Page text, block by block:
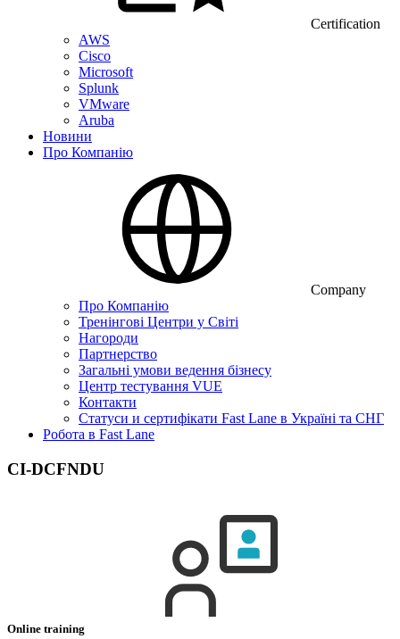
Certification
AWS
Cisco
Microsoft
Splunk
VMware
Aruba
Новини
Про Компанію
Company
Про Компанію
Тренінгові Центри у Світі
Нагороди
Партнерство
Загальні умови ведення бізнесу
Центр тестування VUE
Контакти
Статуси и сертифікати Fast Lane в Україні та СНГ
Робота в Fast Lane
CI-DCFNDU
Online training